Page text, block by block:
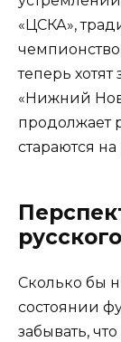
«ЦСКА»,
теперь
«Нижний
продолжает
стараются на
Сколько бы
состоянии
забывать,